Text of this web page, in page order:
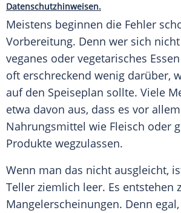
Datenschutzhinweisen.
Meistens beginnen die Fehler
Vorbereitung. Denn wer sich
veganes oder vegetarisches
oft erschreckend wenig darüber,
auf den Speiseplan sollte. Viele
etwa davon aus, dass es vor
Nahrungsmittel wie Fleisch oder
Produkte wegzulassen.
Wenn man das nicht ausgleicht,
Teller ziemlich leer. Es entstehen
Mangelerscheinungen. Denn